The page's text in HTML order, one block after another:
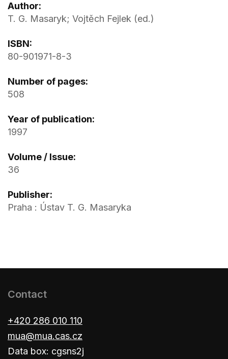
Author:
T. G. Masaryk; Vojtěch Fejlek (ed.)
ISBN:
80-901971-8-3
Number of pages:
508
Year of publication:
1997
Volume / Issue:
36
Publisher:
Praha : Ústav T. G. Masaryka
Contact
+420 286 010 110
mua@mua.cas.cz
Data box: cgsns2j